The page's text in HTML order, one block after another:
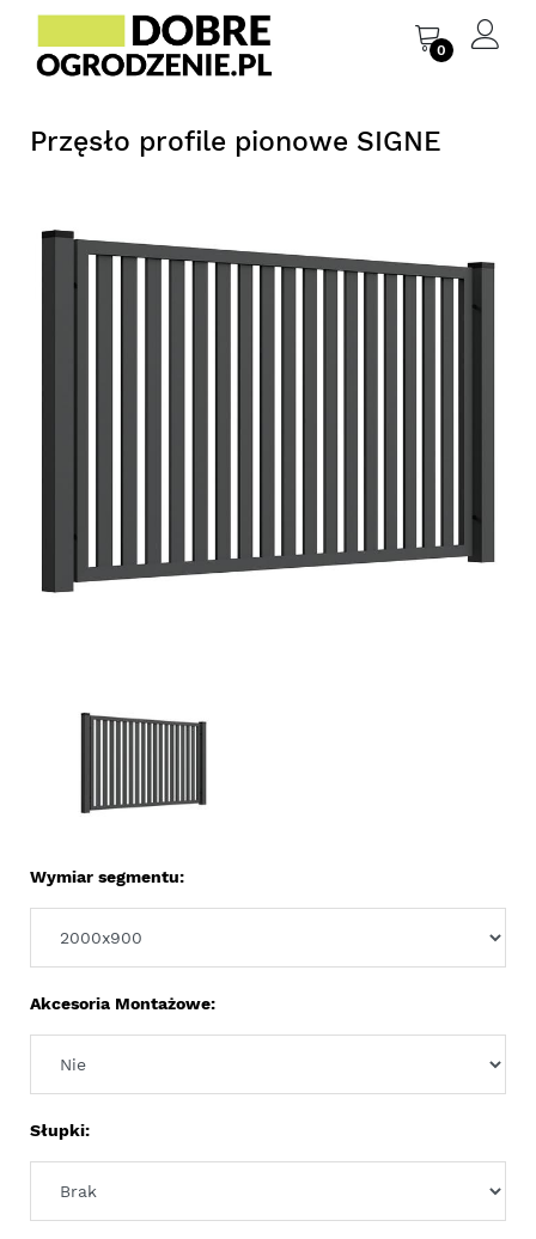
0
Przęsło profile pionowe SIGNE
Wymiar segmentu:
Akcesoria Montażowe:
Słupki: